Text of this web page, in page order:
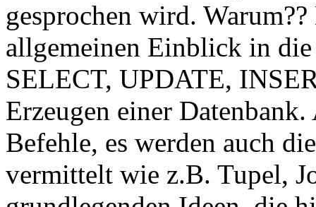
gesprochen wird.
allgemeinen Einblick in
SELECT, UPDATE,
Erzeugen einer
Befehle, es werden auch
vermittelt wie z.B. Tupel,